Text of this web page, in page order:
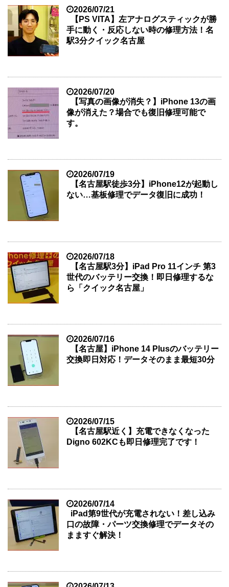
2026/07/21
【PS VITA】左アナログスティックが勝
手に動く・反応しない時の修理方法！名
駅3分クイック名古屋
2026/07/20
【写真の画像が消失？】iPhone 13の画
像が消えた？場合でも復旧修理可能で
す。
2026/07/19
【名古屋駅徒歩3分】iPhone12が起動し
ない…基板修理でデータ復旧に成功！
2026/07/18
【名古屋駅3分】iPad Pro 11インチ 第3
世代のバッテリー交換！即日修理するな
ら「クイック名古屋」
2026/07/16
【名古屋】iPhone 14 Plusのバッテリー
交換即日対応！データそのまま最短30分
2026/07/15
【名古屋駅近く】充電できなくなった
Digno 602KCも即日修理完了です！
2026/07/14
iPad第9世代が充電されない！差し込み
口の故障・パーツ交換修理でデータその
まますぐ解決！